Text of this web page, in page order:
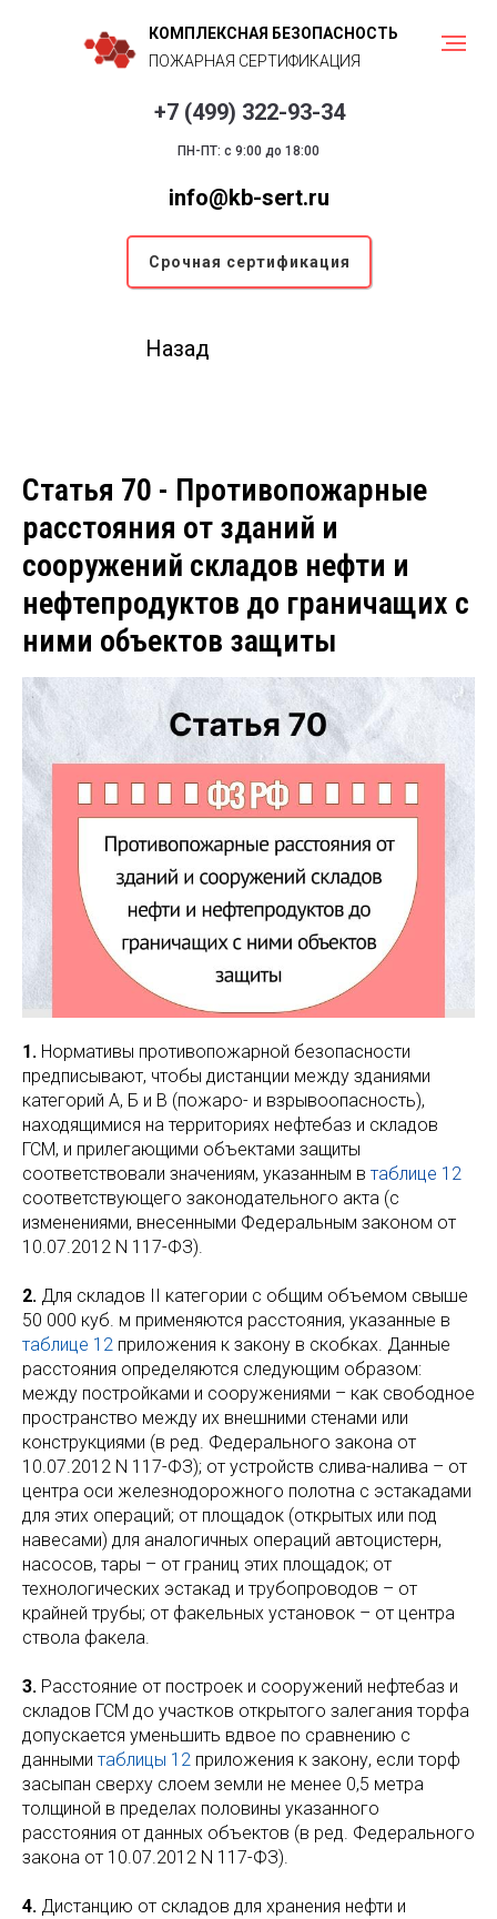
info@kb-sert.ru
КОМПЛЕКСНАЯ БЕЗОПАСНОСТЬ
ПОЖАРНАЯ СЕРТИФИКАЦИЯ
Срочная сертификация
ПН-ПТ: с 9:00 до 18:00
+7 (499) 322-93-34
Назад
Статья 70 - Противопожарные
расстояния от зданий и
сооружений складов нефти и
нефтепродуктов до граничащих с
ними объектов защиты
1. Нормативы противопожарной безопасности
предписывают, чтобы дистанции между зданиями
категорий А, Б и В (пожаро- и взрывоопасность),
находящимися на территориях нефтебаз и складов
ГСМ, и прилегающими объектами защиты
соответствовали значениям, указанным в таблице 12
соответствующего законодательного акта (с
изменениями, внесенными Федеральным законом от
10.07.2012 N 117-ФЗ).
2. Для складов II категории с общим объемом свыше
50 000 куб. м применяются расстояния, указанные в
таблице 12 приложения к закону в скобках. Данные
расстояния определяются следующим образом:
между постройками и сооружениями – как свободное
пространство между их внешними стенами или
конструкциями (в ред. Федерального закона от
10.07.2012 N 117-ФЗ); от устройств слива-налива – от
центра оси железнодорожного полотна с эстакадами
для этих операций; от площадок (открытых или под
навесами) для аналогичных операций автоцистерн,
насосов, тары – от границ этих площадок; от
технологических эстакад и трубопроводов – от
крайней трубы; от факельных установок – от центра
ствола факела.
3. Расстояние от построек и сооружений нефтебаз и
складов ГСМ до участков открытого залегания торфа
допускается уменьшить вдвое по сравнению с
данными таблицы 12 приложения к закону, если торф
засыпан сверху слоем земли не менее 0,5 метра
толщиной в пределах половины указанного
расстояния от данных объектов (в ред. Федерального
закона от 10.07.2012 N 117-ФЗ).
4. Дистанцию от складов для хранения нефти и